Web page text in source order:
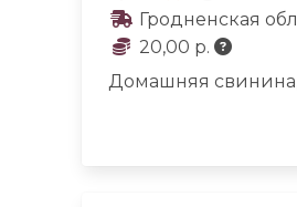
Гродненская
20,00 р.
Домашняя